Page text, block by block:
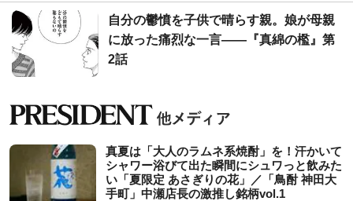
自分の鬱憤を子供で晴らす親。娘が母親
に放った痛烈な一言――『真綿の檻』第
2話
真夏は「大人のラムネ系焼酎」を！汗かいて
シャワー浴びて出た瞬間にシュワっと飲みた
い「夏限定 あさぎりの花」／「鳥酎 神田大
手町」中瀬店長の激推し銘柄vol.1